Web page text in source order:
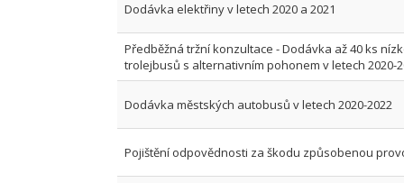
Dodávka elektřiny v letech 2020 a 2021
Předběžná tržní konzultace - Dodávka až 40 ks
trolejbusů s alternativním pohonem v letech 2020-
Dodávka městských autobusů v letech 2020-2022
Pojištění odpovědnosti za škodu způsobenou